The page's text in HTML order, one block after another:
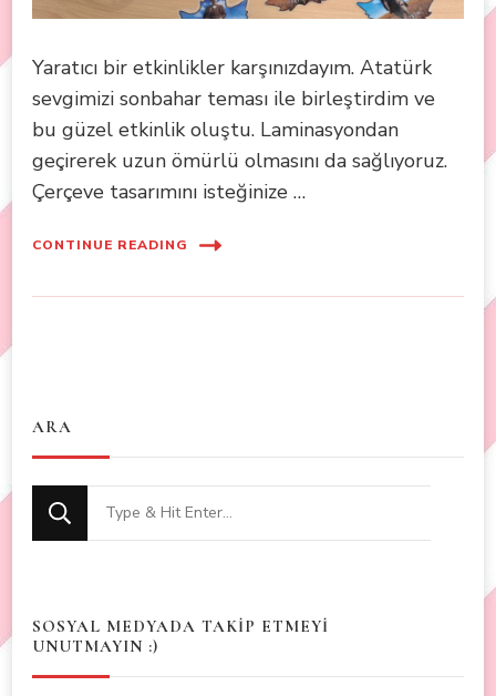
Yaratıcı bir etkinlikler karşınızdayım. Atatürk
sevgimizi sonbahar teması ile birleştirdim ve
bu güzel etkinlik oluştu. Laminasyondan
geçirerek uzun ömürlü olmasını da sağlıyoruz.
Çerçeve tasarımını isteğinize …
CONTINUE READING
ARA
Looking
for
SOSYAL MEDYADA TAKİP ETMEYİ
UNUTMAYIN :)